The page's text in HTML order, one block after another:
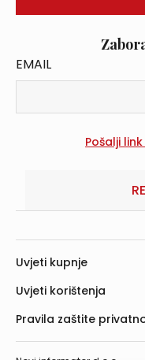
EMAIL
Uvjeti kupnje
Uvjeti korištenja
Pravila zaštite